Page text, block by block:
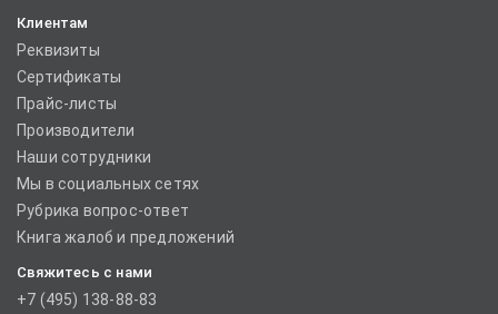
Клиентам
Реквизиты
Сертификаты
Прайс-листы
Производители
Наши сотрудники
Мы в социальных сетях
Рубрика вопрос-ответ
Книга жалоб и предложений
Свяжитесь с нами
+7 (495) 138-88-83